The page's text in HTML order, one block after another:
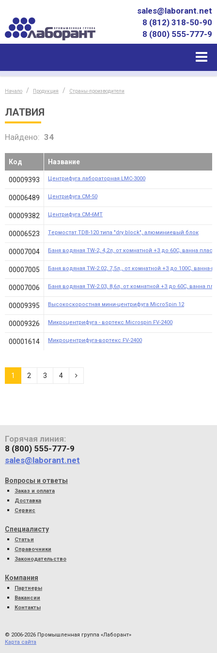
sales@laborant.net
8 (812) 318-50-90
8 (800) 555-777-9
Начало Продукция Страны-производители
ЛАТВИЯ
Найдено: 34
Код Название
00009393 Центрифуга лабораторная LMC-3000
00006489 Центрифуга СM-50
00009382 Центрифуга СМ-6МТ
00006523 Tермостат TDB-120 типа "dry block", алюминиевый блок
00007004 Баня водяная TW-2, 4,2л, от комнатной +3 до 60С, ванна
00007005 Баня водяная TW-2.02, 7,5л,, от комнатной +3 до 100С, ванна-
00007006 Баня водяная TW-2.03, 8,6л, от комнатной +3 до 60С, ванна
00009395 Высокоскоростная мини-центрифуга MicroSpin 12
00009326 Микроцентрифуга - вортекс Microspin FV-2400
00001614 Микроцентрифуга-вортекс FV-2400
1 2 3 4
Горячая линия:
8 (800) 555-777-9
sales@laborant.net
Вопросы и ответы
Заказ и оплата
Доставка
Сервис
Специалисту
Статьи
Справочники
Законодательство
Компания
Партнеры
Вакансии
Контакты
© 2006-2026 Промышленная группа «Лаборант»
Карта сайта